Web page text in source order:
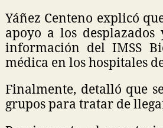
Yáñez Centeno explicó
apoyo a los
información del IMSS
médica en los hospitales
Finalmente, detalló que
grupos para tratar de